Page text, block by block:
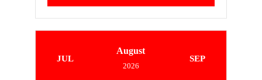
JUL
August
2026
SEP